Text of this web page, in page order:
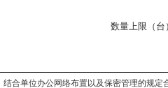
数量上限（台
结合单位办公网络布置以及保密管理的规定